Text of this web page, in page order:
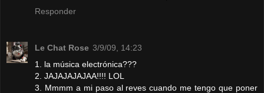
Responder
Le Chat Rose 3/9/09, 14:23
1. la música electrónica???
2. JAJAJAJAJAA!!!! LOL
3. Mmmm a mi paso al reves cuando me tengo que poner